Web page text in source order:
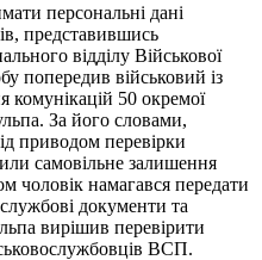
персональні дані
представившись
відділу Військової
попередив військовий із
комунікацій 50 окремої
За його словами,
приводом перевірки
самовільне залишення
намагався передати
документи та
вирішив перевірити
ВСП.